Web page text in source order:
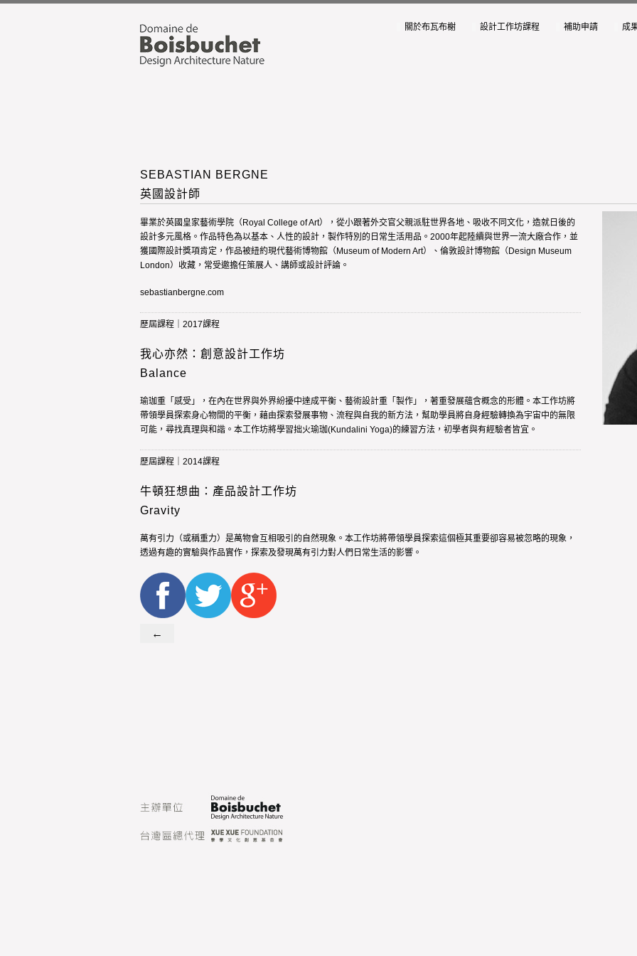
成
補助申請
設計工作坊課程
關於布瓦布榭
SEBASTIAN BERGNE
英國設計師
畢業於英國皇家藝術學院（Royal College of Art），從小跟著外交官父親派駐世界各地、吸收不同文化，造就日後的
設計多元風格。作品特色為以基本、人性的設計，製作特別的日常生活用品。2000年起陸續與世界一流大廠合作，並
獲國際設計獎項肯定，作品被紐約現代藝術博物館（Museum of Modern Art）、倫敦設計博物館（Design Museum
London）收藏，常受邀擔任策展人、講師或設計評論。
sebastianbergne.com
歷屆課程｜2017課程
我心亦然：創意設計工作坊
Balance
瑜珈重「感受」，在內在世界與外界紛擾中達成平衡、藝術設計重「製作」，著重發展蘊含概念的形體。本工作坊將
帶領學員探索身心物間的平衡，藉由探索發展事物、流程與自我的新方法，幫助學員將自身經驗轉換為宇宙中的無限
可能，尋找真理與和諧。本工作坊將學習拙火瑜珈(Kundalini Yoga)的練習方法，初學者與有經驗者皆宜。
歷屆課程｜2014課程
牛頓狂想曲：產品設計工作坊
Gravity
萬有引力（或稱重力）是萬物會互相吸引的自然現象。本工作坊將帶領學員探索這個極其重要卻容易被忽略的現象，
透過有趣的實驗與作品實作，探索及發現萬有引力對人們日常生活的影響。
←